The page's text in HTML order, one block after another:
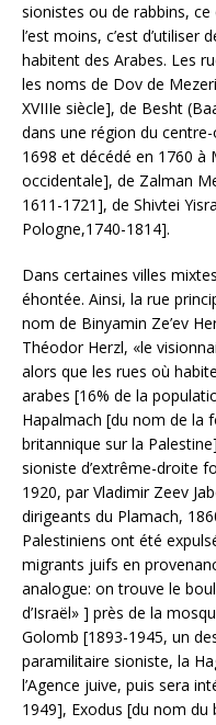
sionistes ou de rabbins,
l’est moins, c’est
habitent des Arabes. Les
les noms de Dov de
XVIIIe siècle], de Besht
dans une région du
1698 et décédé en 1760 à
occidentale], de Zalman
1611-1721], de Shivtei
Pologne,1740-1814].
Dans certaines villes
éhontée. Ainsi, la rue
nom de Binyamin Ze’ev
Théodor Herzl, «le
alors que les rues où
arabes [16% de la
Hapalmach [du nom de la
britannique sur la
sioniste d’extrême-droite
1920, par Vladimir Zeev
dirigeants du Plamach,
Palestiniens ont été
migrants juifs en
analogue: on trouve le
d’Israël» ] près de la
Golomb [1893-1945, un
paramilitaire sioniste, la
l’Agence juive, puis sera
1949], Exodus [du nom